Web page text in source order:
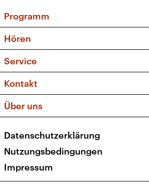
Programm
Sendungen und Podcasts
Musikliste
Kakadu – Das Kinderprogramm
Hören
Frequenzen (UKW + DAB+)
Service
FAQ
Apps
Newsletter
Veranstaltungen
Kontakt
Social Media
Über uns
Presse
Karriere
Transparenz
Datenschutzerklärung
Nutzungsbedingungen
Impressum